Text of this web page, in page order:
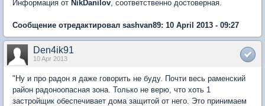
Информация от NikDanilov, соответственно достоверная.
Сообщение отредактировал sashvan89: 10 April 2013 - 09:27
Den4ik91
10 Apr 2013
"Ну и про радон я даже говорить не буду. Почти весь раменский
район радоноопасная зона. Только не верю, что хоть 1
застройщик обеспечивает дома защитой от него. Это принимаем